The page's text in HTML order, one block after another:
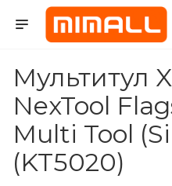
Мультитул
NexTool
Multi Tool
(KT5020)